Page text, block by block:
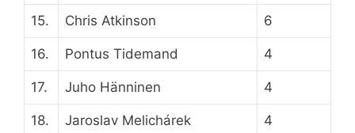
15. Chris Atkinson 6
16. Pontus Tidemand 4
17. Juho Hänninen 4
18. Jaroslav Melichárek 4